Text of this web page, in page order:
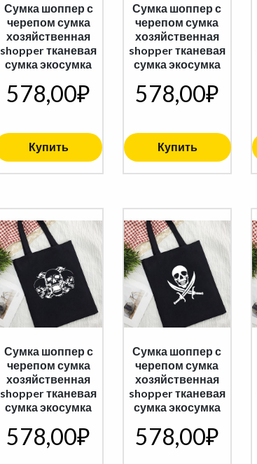
Сумка шоппер с
черепом сумка
хозяйственная
shopper тканевая
сумка экосумка
578,00₽
Купить
Сумка шоппер с
черепом сумка
хозяйственная
shopper тканевая
сумка экосумка
578,00₽
Купить
Сумка шоппер с
черепом сумка
хозяйственная
shopper тканевая
сумка экосумка
578,00₽
Сумка шоппер с
черепом сумка
хозяйственная
shopper тканевая
сумка экосумка
578,00₽